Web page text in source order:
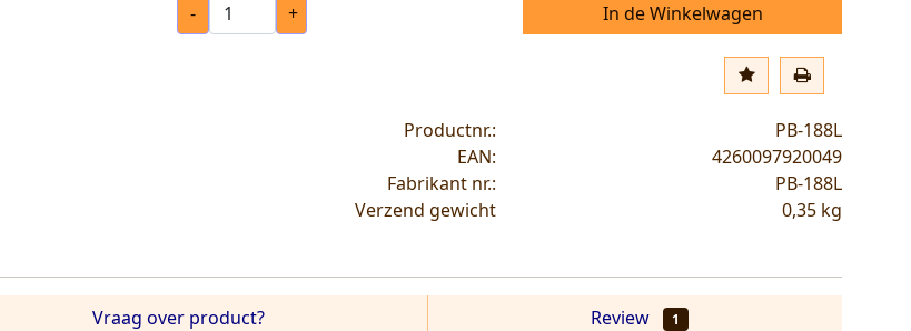
- + In de Winkelwagen
Productnr.:
PB-188L
EAN:
4260097920049
Fabrikant nr.:
PB-188L
Verzend gewicht
0,35 kg
Vraag over product? Review 1